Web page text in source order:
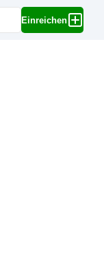
Einreichen